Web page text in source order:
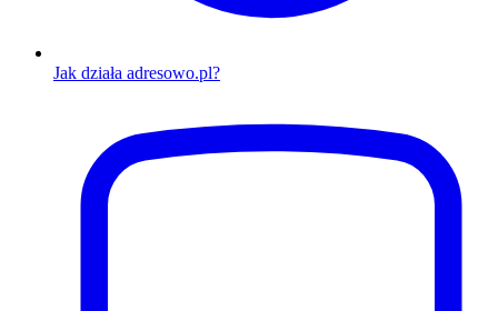
Jak działa adresowo.pl?